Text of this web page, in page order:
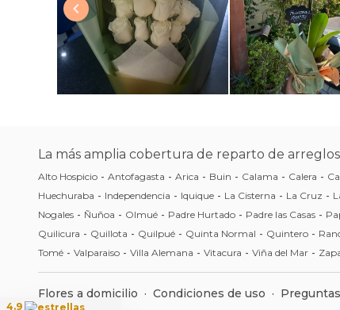
La más amplia cobertura de reparto de
Alto Hospicio - Antofagasta - Arica - Buin - Calama - Calera -
Huechuraba - Independencia - Iquique - La Cisterna - La Cruz -
Nogales - Ñuñoa - Olmué - Padre Hurtado - Padre las Casas -
Quilicura - Quillota - Quilpué - Quinta Normal - Quintero -
Tomé - Valparaiso - Villa Alemana - Vitacura - Viña del Mar -
Flores a domicilio · Condiciones de uso ·
4.9